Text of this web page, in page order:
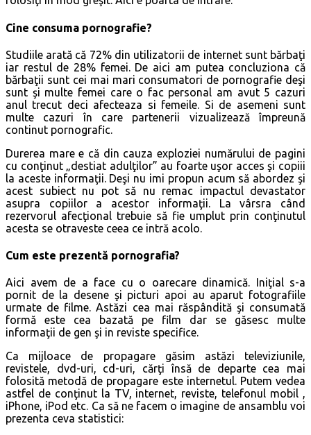
Cine consuma pornografie?
Studiile arată că 72% din utilizatorii de internet sunt bărbaţi
iar restul de 28% femei. De aici am putea concluziona că
bărbaţii sunt cei mai mari consumatori de pornografie deşi
sunt şi multe femei care o fac personal am avut 5 cazuri
anul trecut deci afecteaza si femeile. Si de asemeni sunt
multe cazuri în care partenerii vizualizează împreună
continut pornografic.
Durerea mare e că din cauza exploziei numărului de pagini
cu conţinut „destiat adulţilor” au foarte uşor acces şi copiii
la aceste informaţii. Deşi nu imi propun acum să abordez şi
acest subiect nu pot să nu remac impactul devastator
asupra copiilor a acestor informaţii. La vârsra când
rezervorul afecţional trebuie să fie umplut prin conţinutul
acesta se otraveste ceea ce intră acolo.
Cum este prezentă pornografia?
Aici avem de a face cu o oarecare dinamică. Iniţial s-a
pornit de la desene şi picturi apoi au aparut fotografiile
urmate de filme. Astăzi cea mai răspândită şi consumată
formă este cea bazată pe film dar se găsesc multe
informaţii de gen şi in reviste specifice.
Ca mijloace de propagare găsim astăzi televiziunile,
revistele, dvd-uri, cd-uri, cărţi însă de departe cea mai
folosită metodă de propagare este internetul. Putem vedea
astfel de conţinut la TV, internet, reviste, telefonul mobil ,
iPhone, iPod etc. Ca să ne facem o imagine de ansamblu voi
prezenta ceva statistici: